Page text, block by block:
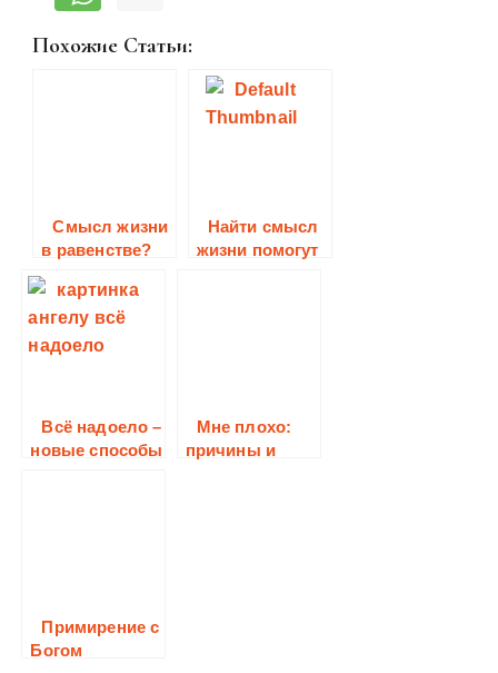
Похожие Статьи:
Смысл жизни
в равенстве?
Найти смысл
жизни помогут
Всё надоело –
новые способы
Мне плохо:
причины и
Примирение с
Богом